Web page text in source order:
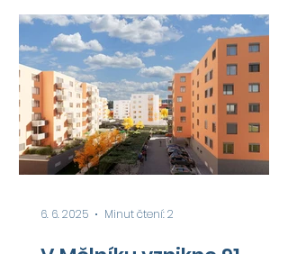
6. 6. 2025 Minut čtení: 2